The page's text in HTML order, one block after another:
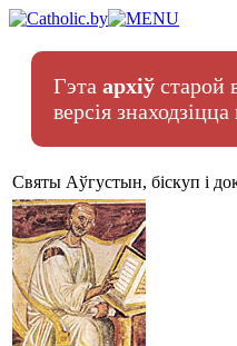
Гэта архіў старой
версія
Святы Аўгустын, біскуп і